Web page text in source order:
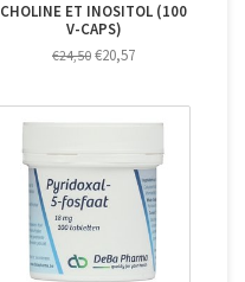
CHOLINE ET INOSITOL (100
V-CAPS)
€24,50 €20,57